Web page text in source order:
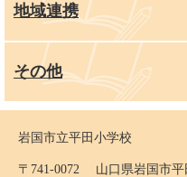
地域連携
その他
岩国市立平田小学校
〒741-0072 山口県岩国市